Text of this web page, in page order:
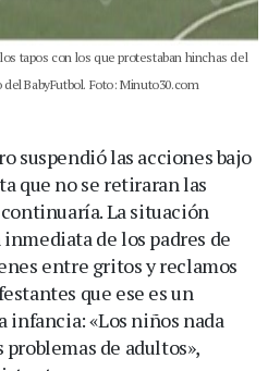
tapos con los que protestaban hinchas del
BabyFutbol. Foto: Minuto30.com
suspendió las acciones bajo
que no se retiraran las
La situación
de los padres de
entre gritos y reclamos
que ese es un
infancia: «Los niños nada
de adultos»,